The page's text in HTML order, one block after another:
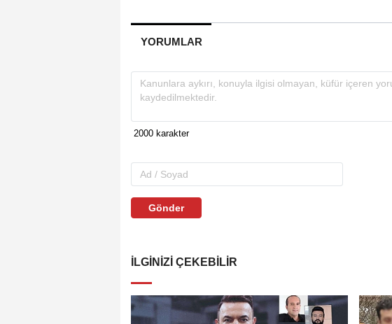
YORUMLAR
Gönder
İLGINIZI ÇEKEBILIR